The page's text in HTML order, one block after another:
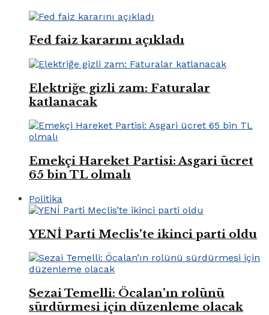
Fed faiz kararını açıkladı
Elektriğe gizli zam: Faturalar
katlanacak
Emekçi Hareket Partisi: Asgari ücret
65 bin TL olmalı
Politika
YENİ Parti Meclis’te ikinci parti oldu
Sezai Temelli: Öcalan’ın rolünü
sürdürmesi için düzenleme olacak